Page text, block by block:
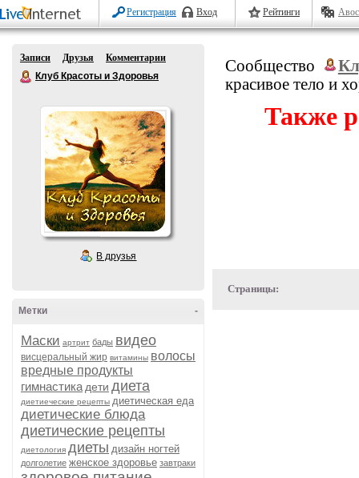
Регистрация Вход Рейтинги
Записи Друзья
Комментарии
Клуб Красоты и Здоровья
В друзья
-
Метки
Маски артрит бады видео
висцеральный жир витамины волосы
вредные продукты
гимнастика дети диета
диетиеческие рецепты диетическая еда
диетические блюда
диетические рецепты
диетология диеты дизайн ногтей
долголетие женское здоровье завтраки
Сообщество
красивое тело и
Также
Страницы: